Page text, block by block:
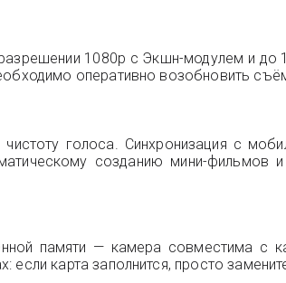
1080p с Экшн-модулем и до
оперативно возобновить
голоса. Синхронизация с
созданию мини-фильмов
памяти — камера совместима с
карта заполнится, просто